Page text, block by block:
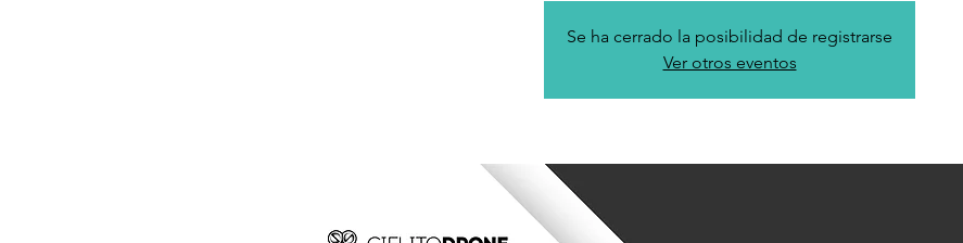
Se ha cerrado la posibilidad de registrarse
Ver otros eventos